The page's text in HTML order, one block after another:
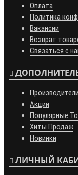
Оплата
Политика
Вакансии
Возврат
Связаться с
Производители
Акции
Популярные
Хиты Продаж
Новинки
ЛИЧНЫЙ